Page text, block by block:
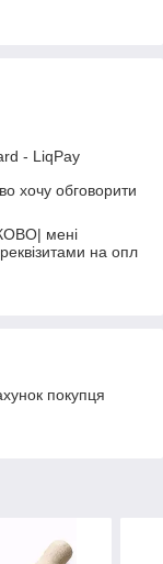
- LiqPay
хочу обговорити
мені
на опл
покупця